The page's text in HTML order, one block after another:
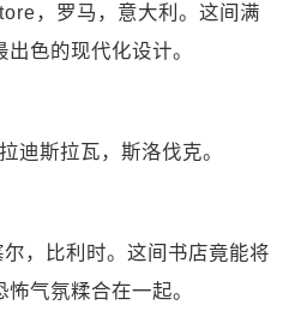
，罗马，意大利。这间满
色的现代化设计。
斯拉瓦，斯洛伐克。
，比利时。这间书店竟能将
气氛糅合在一起。